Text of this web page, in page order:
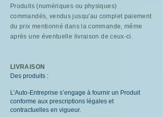
Produits (numériques ou physiques)
commandés, vendus jusqu'au complet paiement
du prix mentionné dans la commande, même
après une éventuelle livraison de ceux-ci.
LIVRAISON
Des produits :
L’Auto-Entreprise s’engage à fournir un Produit
conforme aux prescriptions légales et
contractuelles en vigueur.